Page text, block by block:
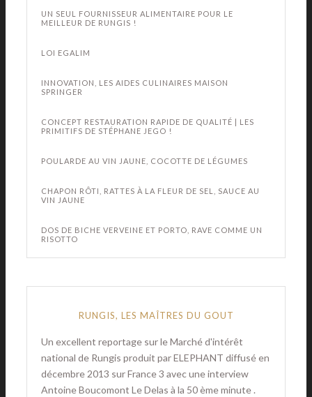
UN SEUL FOURNISSEUR ALIMENTAIRE POUR LE
MEILLEUR DE RUNGIS !
LOI EGALIM
INNOVATION, LES AIDES CULINAIRES MAISON
SPRINGER
CONCEPT RESTAURATION RAPIDE DE QUALITÉ | LES
PRIMITIFS DE STÉPHANE JEGO !
POULARDE AU VIN JAUNE, COCOTTE DE LÉGUMES
CHAPON RÔTI, RATTES À LA FLEUR DE SEL, SAUCE AU
VIN JAUNE
DOS DE BICHE VERVEINE ET PORTO, RAVE COMME UN
RISOTTO
RUNGIS, LES MAÎTRES DU GOUT
Un excellent reportage sur le Marché d'intérêt
national de Rungis produit par ELEPHANT diffusé en
décembre 2013 sur France 3 avec une interview
Antoine Boucomont Le Delas à la 50 ème minute .